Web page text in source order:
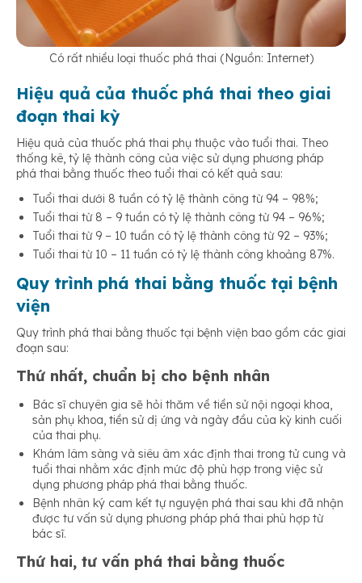
Có rất nhiều loại thuốc phá thai (Nguồn: Internet)
Hiệu quả của thuốc phá thai theo giai
đoạn thai kỳ
Hiệu quả của thuốc phá thai phụ thuộc vào tuổi thai. Theo
thống kê, tỷ lệ thành công của việc sử dụng phương pháp
phá thai bằng thuốc theo tuổi thai có kết quả sau:
Tuổi thai dưới 8 tuần có tỷ lệ thành công từ 94 – 98%;
Tuổi thai từ 8 – 9 tuần có tỷ lệ thành công từ 94 – 96%;
Tuổi thai từ 9 – 10 tuần có tỷ lệ thành công từ 92 – 93%;
Tuổi thai từ 10 – 11 tuần có tỷ lệ thành công khoảng 87%.
Quy trình phá thai bằng thuốc tại bệnh
viện
Quy trình phá thai bằng thuốc tại bệnh viện bao gồm các giai
đoạn sau:
Thứ nhất, chuẩn bị cho bệnh nhân
Bác sĩ chuyên gia sẽ hỏi thăm về tiền sử nội ngoại khoa,
sản phụ khoa, tiền sử dị ứng và ngày đầu của kỳ kinh cuối
của thai phụ.
Khám lâm sàng và siêu âm xác định thai trong tử cung và
tuổi thai nhằm xác định mức độ phù hợp trong việc sử
dụng phương pháp phá thai bằng thuốc.
Bệnh nhân ký cam kết tự nguyện phá thai sau khi đã nhận
được tư vấn sử dụng phương pháp phá thai phù hợp từ
bác sĩ.
Thứ hai, tư vấn phá thai bằng thuốc